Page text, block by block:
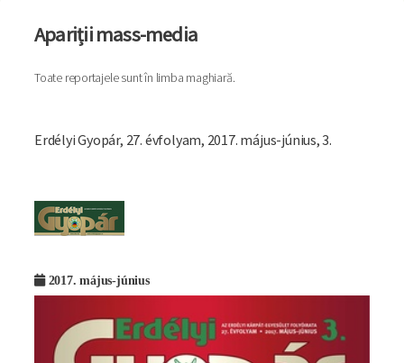
Apariții mass-media
Toate reportajele sunt în limba maghiară.
Erdélyi Gyopár, 27. évfolyam, 2017. május-június, 3.
Imagine
2017. május-június